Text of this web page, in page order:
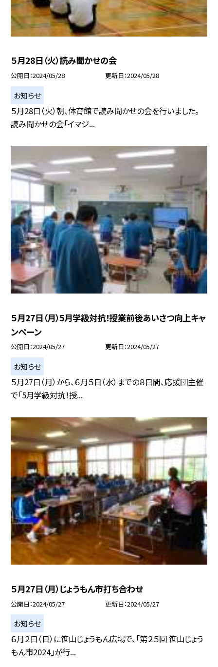
５月28日（火）読み聞かせの会
公開日 2024/05/28 更新日 2024/05/28
お知らせ
５月28日（火）朝、体育館で読み聞かせの会を行いました。
読み聞かせの会「イマジ...
５月27日（月）5月学級対抗！授業前後あいさつ向上キャ
ンペーン
公開日 2024/05/27 更新日 2024/05/27
お知らせ
５月27日（月）から、６月５日（水）までの８日間、応援団主催
で「5月学級対抗！授...
５月27日（月）じょうもん市打ち合わせ
公開日 2024/05/27 更新日 2024/05/27
お知らせ
６月２日（日）に笹山じょうもん広場で、「第２５回 笹山じょう
もん市2024」が行...